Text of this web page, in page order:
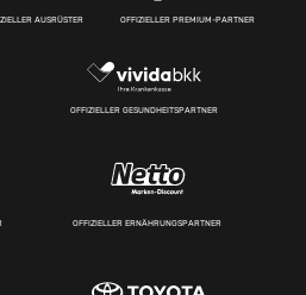
AUSRÜSTER OFFIZIELLER PREMIUM-PARTNER
OFFIZIELLER GESUNDHEITSPARTNER
OFFIZIELLER ERNÄHRUNGSPARTNER